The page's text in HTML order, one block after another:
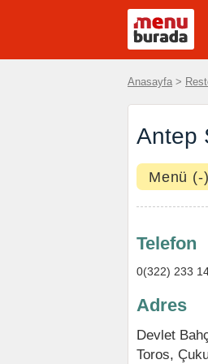
Anasayfa >
Antep
Menü (-)
Telefon
0(322) 233
Adres
Devlet
Toros,